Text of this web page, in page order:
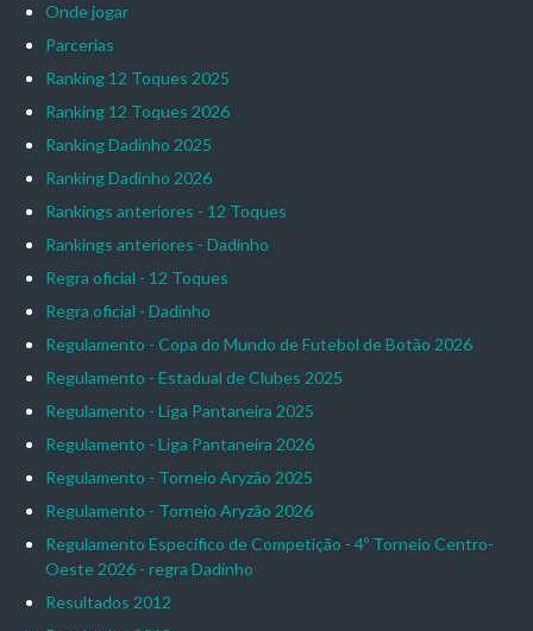
Onde jogar
Parcerias
Ranking 12 Toques 2025
Ranking 12 Toques 2026
Ranking Dadinho 2025
Ranking Dadinho 2026
Rankings anteriores - 12 Toques
Rankings anteriores - Dadinho
Regra oficial - 12 Toques
Regra oficial - Dadinho
Regulamento - Copa do Mundo de Futebol de Botão 2026
Regulamento - Estadual de Clubes 2025
Regulamento - Liga Pantaneira 2025
Regulamento - Liga Pantaneira 2026
Regulamento - Torneio Aryzão 2025
Regulamento - Torneio Aryzão 2026
Regulamento Específico de Competição - 4º Torneio Centro-
Oeste 2026 - regra Dadinho
Resultados 2012